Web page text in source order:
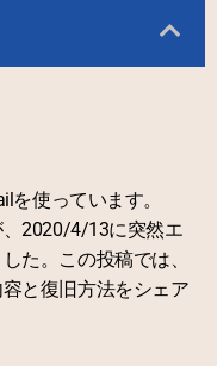
使っています。
2020/4/13に突然エ
た。この投稿では、
と復旧方法をシェア